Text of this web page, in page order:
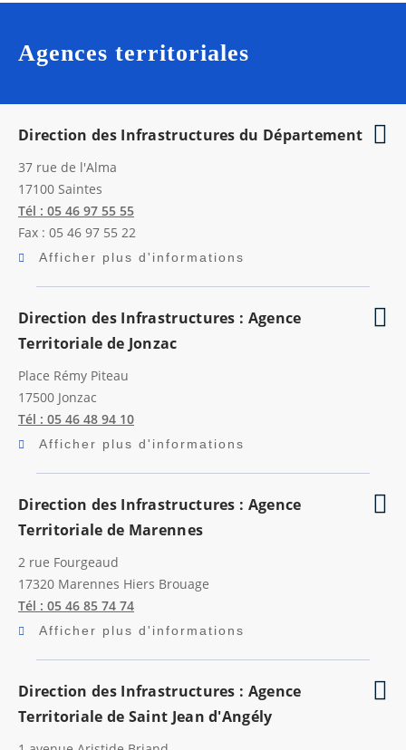
Agences territoriales
Direction des Infrastructures du Département
37 rue de l'Alma
17100 Saintes
Tél : 05 46 97 55 55
Fax : 05 46 97 55 22
Afficher plus d'informations
Direction des Infrastructures : Agence
Territoriale de Jonzac
Place Rémy Piteau
17500 Jonzac
Tél : 05 46 48 94 10
Afficher plus d'informations
Direction des Infrastructures : Agence
Territoriale de Marennes
2 rue Fourgeaud
17320 Marennes Hiers Brouage
Tél : 05 46 85 74 74
Afficher plus d'informations
Direction des Infrastructures : Agence
Territoriale de Saint Jean d'Angély